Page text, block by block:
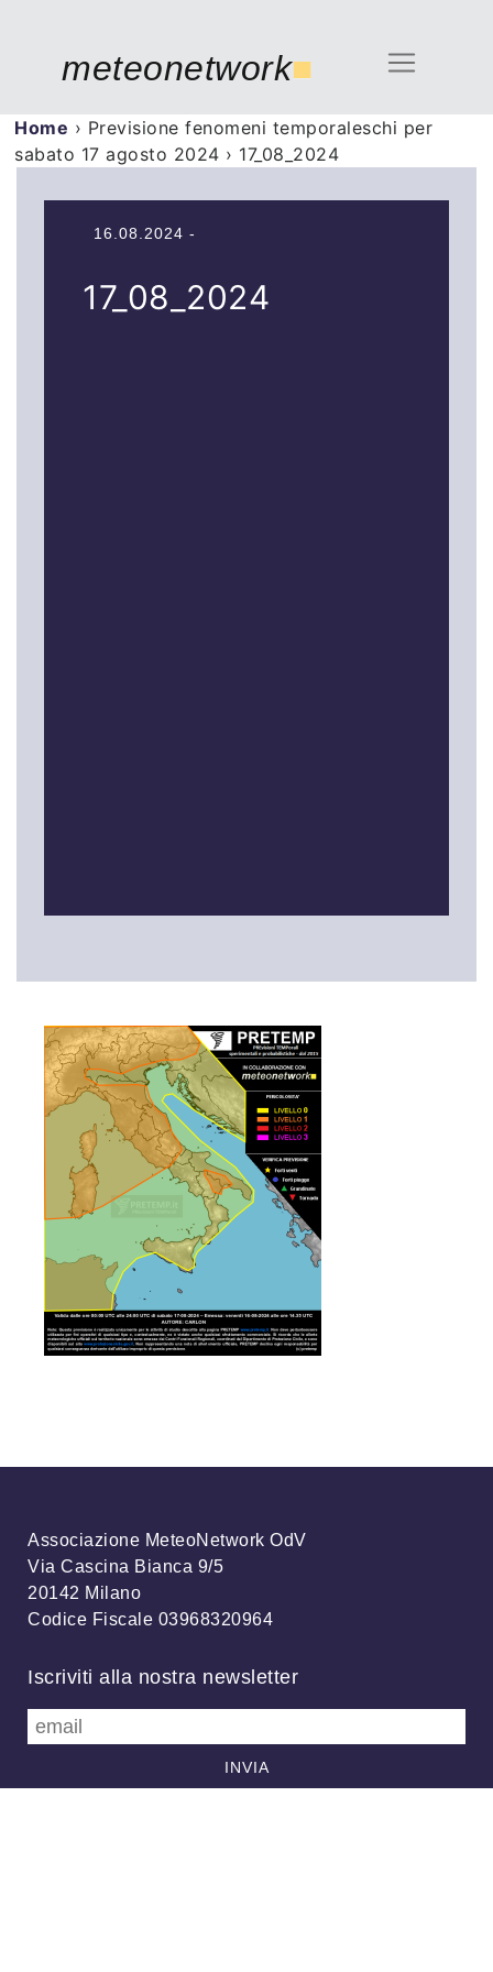
meteonetwork■
Home › Previsione fenomeni temporaleschi per
sabato 17 agosto 2024 › 17_08_2024
16.08.2024 -
17_08_2024
Associazione MeteoNetwork OdV
Via Cascina Bianca 9/5
20142 Milano
Codice Fiscale 03968320964
Iscriviti alla nostra newsletter